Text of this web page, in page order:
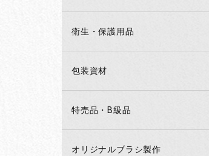
衛生・保護用品
包装資材
特売品・B級品
オリジナルブラシ製作